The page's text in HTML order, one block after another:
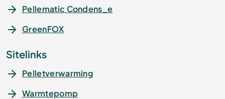
Pellematic Condens_e
GreenFOX
Sitelinks
Pelletverwarming
Warmtepomp